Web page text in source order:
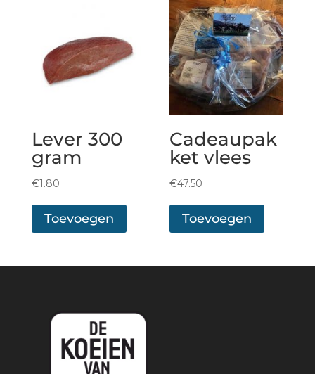
Lever 300
gram
€1.80
Toevoegen
Cadeaupak
ket vlees
€47.50
Toevoegen